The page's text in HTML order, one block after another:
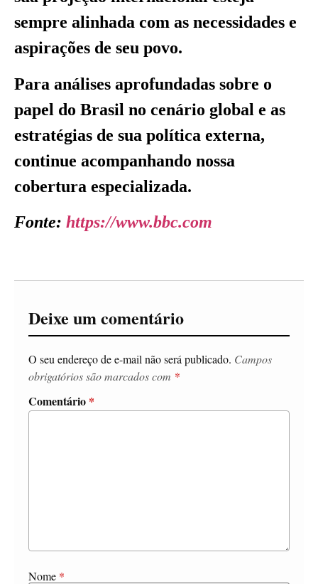
sempre alinhada com as necessidades e
aspirações de seu povo.
Para análises aprofundadas sobre o
papel do Brasil no cenário global e as
estratégias de sua política externa,
continue acompanhando nossa
cobertura especializada.
Fonte: https://www.bbc.com
Deixe um comentário
O seu endereço de e-mail não será publicado. Campos
obrigatórios são marcados com *
Comentário *
Nome *